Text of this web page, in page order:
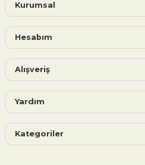
Kurumsal
Hesabım
Alışveriş
Yardım
Kategoriler